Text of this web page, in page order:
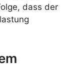
dass der